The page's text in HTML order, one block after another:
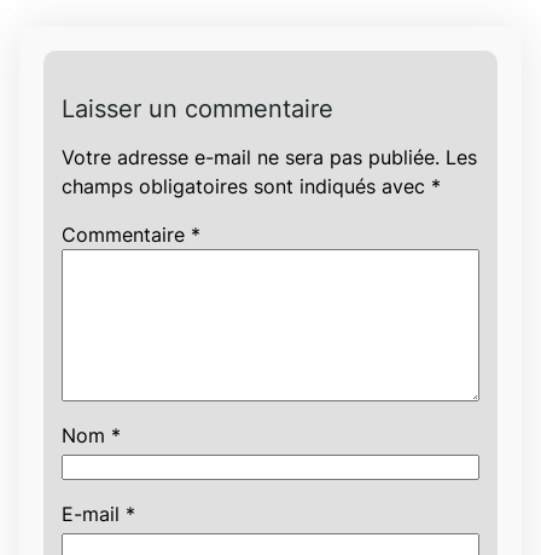
Laisser un commentaire
Votre adresse e-mail ne sera pas publiée. Les
champs obligatoires sont indiqués avec *
Commentaire *
Nom *
E-mail *